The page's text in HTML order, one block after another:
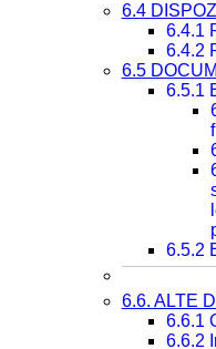
6.4
6.4.1
6.4.2
6.5
6.5.1
6.5.2
6.6. ALTE
6.6.1
6.6.2